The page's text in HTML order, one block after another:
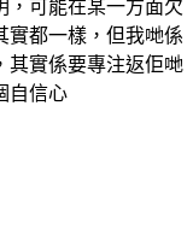
，可能在某一方面欠
實都一樣，但我哋係
其實係要專注返佢哋
自信心